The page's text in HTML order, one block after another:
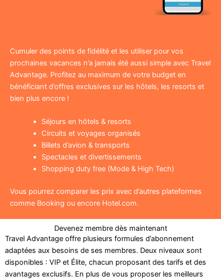
Cumuler des points de fidélité et les utiliser pour vos
prochaines vacances n’a jamais été aussi simple avec Travel
Advantage. Profitez au maximum de votre budget en
bénéficiant d’offres exclusives sur les hôtels, les resorts et
bien plus encore !
Séjours en hôtels & resorts
Circuits et voyages organisés
Billets d’avion & transports
Spectacles et divertissements
Shopping duty free (Mode & High Tech)
Vous pourrez comparer les prix avec d’autres plateformes
comme Booking ou encore Hotel.com.
Devenez membre dès maintenant
Travel Advantage offre plusieurs formules d’abonnement
adaptées aux besoins de ses membres. Deux niveaux sont
disponibles : VIP et Élite, chacun proposant des tarifs et des
avantages exclusifs. En plus de vous proposer les meilleurs